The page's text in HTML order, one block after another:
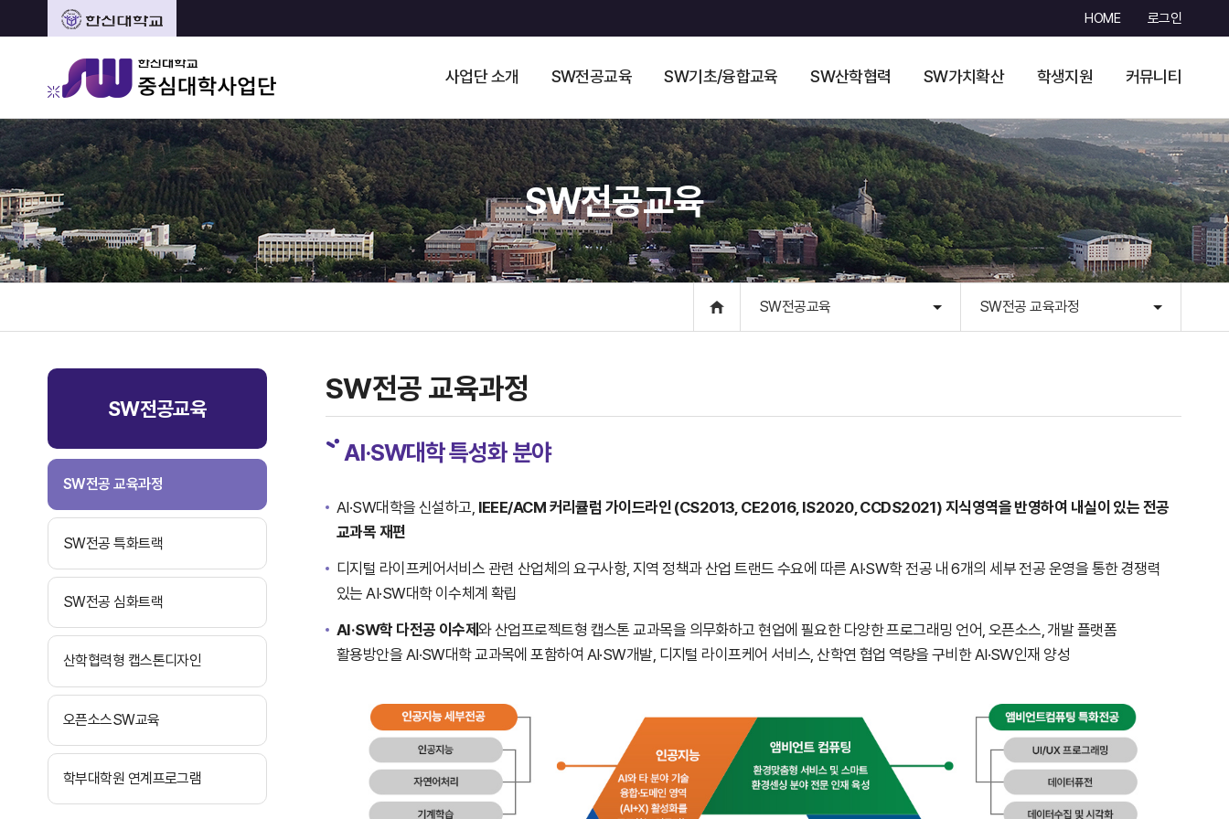
HOME 로그인
사업단 소개 SW전공교육 SW기초/융합교육 SW산학협력 SW가치확산 학생지원 커뮤니티
SW전공교육
SW전공교육 SW전공 교육과정
SW전공교육
SW전공 교육과정
SW전공 특화트랙
SW전공 심화트랙
산학협력형 캡스톤디자인
오픈소스SW교육
학부대학원 연계프로그램
SW전공 교육과정
AI·SW대학 특성화 분야
AI·SW대학을 신설하고, IEEE/ACM 커리큘럼 가이드라인 (CS2013, CE2016, IS2020, CCDS2021) 지식영역을 반영하여 내실이 있는 전공
교과목 재편
디지털 라이프케어서비스 관련 산업체의 요구사항, 지역 정책과 산업 트랜드 수요에 따른 AI·SW학 전공 내 6개의 세부 전공 운영을 통한 경쟁력
있는 AI·SW대학 이수체계 확립
AI·SW학 다전공 이수제와 산업프로젝트형 캡스톤 교과목을 의무화하고 현업에 필요한 다양한 프로그래밍 언어, 오픈소스, 개발 플랫폼
활용방안을 AI·SW대학 교과목에 포함하여 AI·SW개발, 디지털 라이프케어 서비스, 산학연 협업 역량을 구비한 AI·SW인재 양성